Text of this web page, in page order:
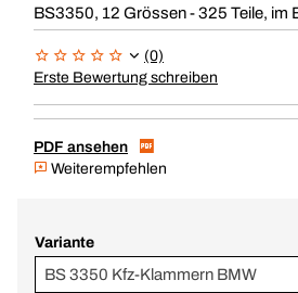
BS3350, 12 Grössen - 325 Teile, im
(0)
Erste Bewertung schreiben
PDF ansehen
Weiterempfehlen
Variante
BS 3350 Kfz-Klammern BMW